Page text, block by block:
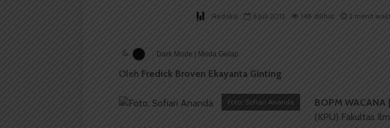
Redaksi 6 Juli 2013 148 dilihat 2 menit
Dark Mode | Moda Gelap
Oleh Fredick Broven Ekayanta Ginting
Foto: Sofiari Ananda BOPM WACANA |
(KPU) Fakultas